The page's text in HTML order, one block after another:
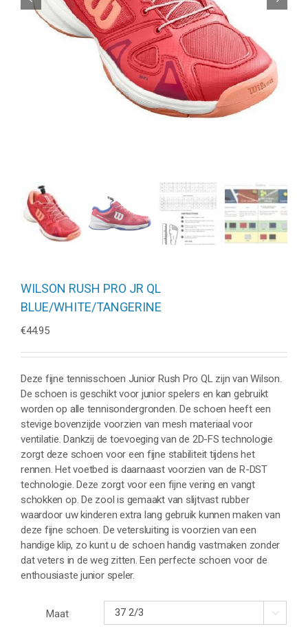
WILSON RUSH PRO JR QL
BLUE/WHITE/TANGERINE
€44.95
Deze fijne tennisschoen Junior Rush Pro QL zijn van Wilson.
De schoen is geschikt voor junior spelers en kan gebruikt
worden op alle tennisondergronden. De schoen heeft een
stevige bovenzijde voorzien van mesh materiaal voor
ventilatie. Dankzij de toevoeging van de 2D-FS technologie
zorgt deze schoen voor een fijne stabiliteit tijdens het
rennen. Het voetbed is daarnaast voorzien van de R-DST
technologie. Deze zorgt voor een fijne vering en vangt
schokken op. De zool is gemaakt van slijtvast rubber
waardoor uw kinderen extra lang gebruik kunnen maken van
deze fijne schoen. De vetersluiting is voorzien van een
handige klip, zo kunt u de schoen handig vastmaken zonder
dat veters in de weg zitten. Een perfecte schoen voor de
enthousiaste junior speler.
Maat 